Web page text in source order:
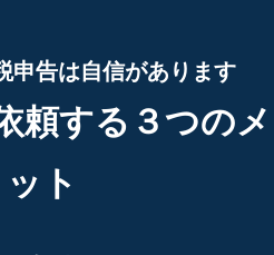
申告は自信があります
頼する３つのメ
ット